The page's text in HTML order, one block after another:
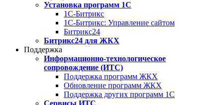
Установка программ 1С
1С-Битрикс
1С-Битрикс: Управление сайтом
Битрикс24
Битрикс24 для ЖКХ
Поддержка
Информационно-технологическое
сопровождение (ИТС)
Поддержка программ ЖКХ
Обновление программ ЖКХ
Поддержка других программ 1С
Сервисы ИТС